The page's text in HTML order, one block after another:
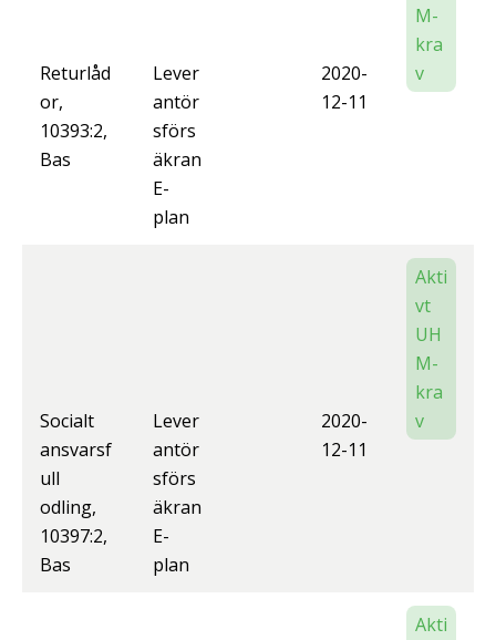
Returlåd
or,
10393:2,
Bas
Lever
antör
sförs
äkran
E-
plan
2020-
12-11
M-
kra
v
Socialt
ansvarsf
ull
odling,
10397:2,
Bas
Lever
antör
sförs
äkran
E-
plan
2020-
12-11
Akti
vt
UH
M-
kra
v
Akti